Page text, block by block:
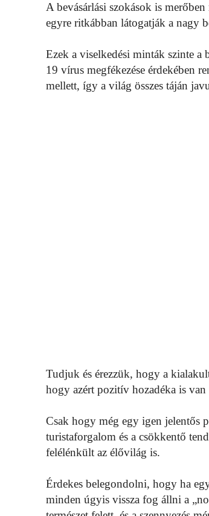
A bevásárlási szokások is
egyre ritkábban látogatják a nagy
Ezek a viselkedési minták szinte a
19 vírus megfékezése érdekében
mellett, így a világ összes táján
Tudjuk és érezzük, hogy a
hogy azért pozitív hozadéka is van
Csak hogy még egy igen jelentős
turistaforgalom és a csökkentő
felélénkült az élővilág is.
Érdekes belegondolni, hogy ha
minden úgyis vissza fog állni a